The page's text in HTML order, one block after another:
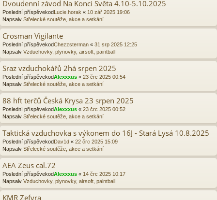
Dvoudenní závod Na Konci Světa 4.10-5.10.2025
Poslední příspěvekodLucie.horak « 10 zář 2025 19:06
Napsalv Střelecké soutěže, akce a setkání
Crosman Vigilante
Poslední příspěvekodChezzsterman « 31 srp 2025 12:25
Napsalv Vzduchovky, plynovky, airsoft, paintball
Sraz vzduchokářů 2há srpen 2025
Poslední příspěvekodAlexxxus « 23 črc 2025 00:54
Napsalv Střelecké soutěže, akce a setkání
88 hft terčů Česká Krysa 23 srpen 2025
Poslední příspěvekodAlexxxus « 23 črc 2025 00:52
Napsalv Střelecké soutěže, akce a setkání
Taktická vzduchovka s výkonem do 16J - Stará Lysá 10.8.2025
Poslední příspěvekodDav1d « 22 črc 2025 15:09
Napsalv Střelecké soutěže, akce a setkání
AEA Zeus cal.72
Poslední příspěvekodAlexxxus « 14 črc 2025 10:17
Napsalv Vzduchovky, plynovky, airsoft, paintball
KMR Zefyra